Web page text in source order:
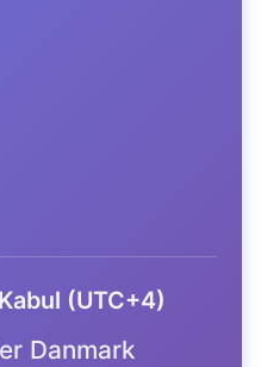
(UTC+4)
Danmark